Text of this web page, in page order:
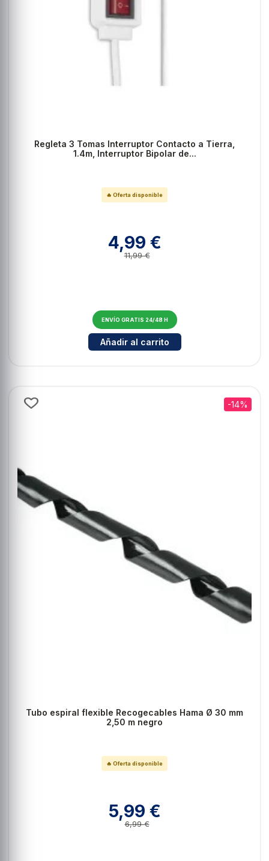
Regleta 3 Tomas Interruptor Contacto a Tierra,
1.4m, Interruptor Bipolar de...
🔥 Oferta disponible
4,99 €
11,99 €
ENVÍO GRATIS 24/48 H
Cantidad para Regleta 3 Tomas
Añadir al carrito
-14%
Tubo espiral flexible Recogecables Hama Ø 30 mm
2,50 m negro
🔥 Oferta disponible
5,99 €
6,99 €